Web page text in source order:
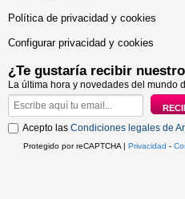
Política de privacidad y cookies
Configurar privacidad y cookies
¿Te gustaría recibir nuestro
La última hora y novedades del mundo
Acepto las Condiciones legales de
Protegido por reCAPTCHA | Privacidad -